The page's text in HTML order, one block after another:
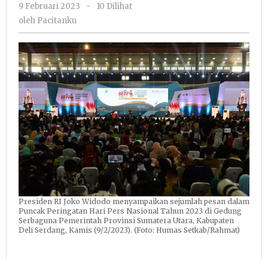
Jadi
Rumah
Penjernih
Informasi
9 Februari 2023
oleh
-
10 Dilihat
oleh Pacitanku
Presiden RI Joko Widodo menyampaikan sejumlah pesan dalam
Puncak Peringatan Hari Pers Nasional Tahun 2023 di Gedung
Serbaguna Pemerintah Provinsi Sumatera Utara, Kabupaten
Deli Serdang, Kamis (9/2/2023). (Foto: Humas Setkab/Rahmat)